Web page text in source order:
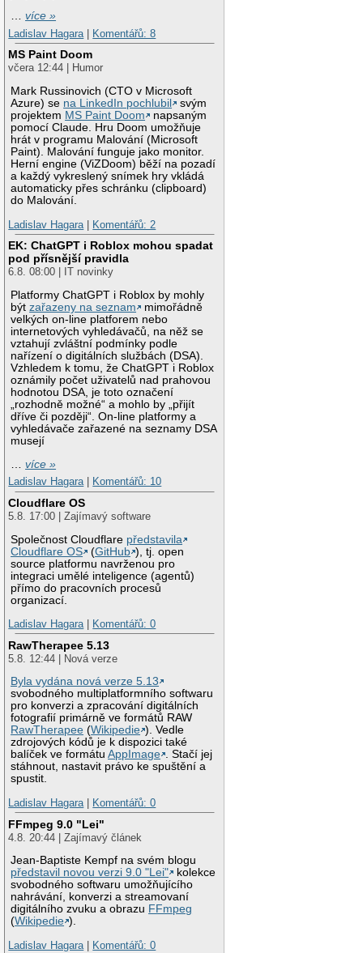
…více »
Ladislav Hagara
Komentářů: 8
MS Paint Doom
včera 12:44 | Humor
Mark Russinovich (CTO v Microsoft
Azure) se na LinkedIn pochlubil
svým
projektem MS Paint Doom
napsaným
pomocí Claude. Hru Doom umožňuje
hrát v programu Malování (Microsoft
Paint). Malování funguje jako monitor.
Herní engine (ViZDoom) běží na pozadí
a každý vykreslený snímek hry vkládá
automaticky přes schránku (clipboard)
do Malování.
Ladislav Hagara
Komentářů: 2
EK: ChatGPT i Roblox mohou spadat
pod přísnější pravidla
6.8. 08:00 | IT novinky
Platformy ChatGPT i Roblox by mohly
býtzařazeny na seznam
mimořádně
velkých on-line platforem nebo
internetových vyhledávačů, na něž se
vztahují zvláštní podmínky podle
nařízení o digitálních službách (DSA).
Vzhledem k tomu, že ChatGPT i Roblox
oznámily počet uživatelů nad prahovou
hodnotou DSA, je toto označení
„rozhodně možné“ a mohlo by „přijít
dříve či později“. On-line platformy a
vyhledávače zařazené na seznamy DSA
musejí
…více »
Ladislav Hagara| Komentářů: 10
Cloudflare OS
5.8. 17:00 | Zajímavý software
Společnost Cloudflare představila
Cloudflare OS
(GitHub ), tj. open
source platformu navrženou pro
integraci umělé inteligence (agentů)
přímo do pracovních procesů
organizací.
Ladislav Hagara| Komentářů: 0
RawTherapee 5.13
5.8. 12:44 | Nová verze
Byla vydána nová verze 5.13
svobodného multiplatformního softwaru
pro konverzi a zpracování digitálních
fotografií primárně ve formátů RAW
RawTherapee (Wikipedie ). Vedle
zdrojových kódů je k dispozici také
balíček ve formátuAppImage . Stačí jej
stáhnout, nastavit právo ke spuštění a
spustit.
Ladislav Hagara| Komentářů: 0
FFmpeg 9.0 "Lei"
4.8. 20:44 | Zajímavý článek
Jean-Baptiste Kempf na svém blogu
představil novou verzi 9.0 "Lei"
kolekce
svobodného softwaru umožňujícího
nahrávání, konverzi a streamovaní
digitálního zvuku a obrazu FFmpeg
(Wikipedie ).
Ladislav Hagara| Komentářů: 0